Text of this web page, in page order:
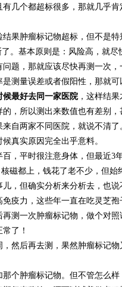
几个都超标很多，那就几乎肯
果肿瘤标记物超标，但不是特
。基本原则是：风险高，就尽
题，那就应该尽快再测一次
测量误差或者假阳性，那就可
候最好去同一家医院，这样结果
，所以测出来数值也有差别
自两家不同医院，就说不清了
真实原因完全出乎意料。
，平时很注意身体，但最近
磁都上，钱花了老不少，但
，但确实分析来分析去，也说
疫力，这些年一直在吃灵芝
测一次肿瘤标记物，做个对照
了！
然后再去测，果然肿瘤标记
个肿瘤标记物。但不管怎么